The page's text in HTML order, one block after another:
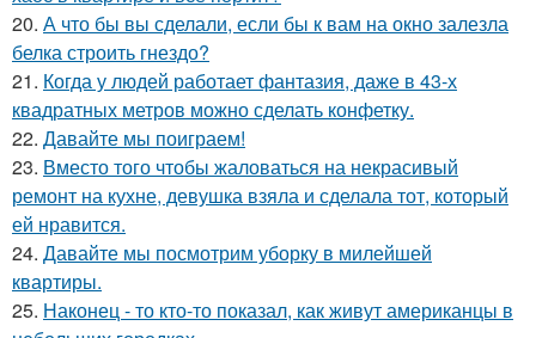
20. А что бы вы сделали, если бы к вам на окно залезла
белка строить гнездо?
21. Когда у людей работает фантазия, даже в 43-х
квадратных метров можно сделать конфетку.
22. Давайте мы поиграем!
23. Вместо того чтобы жаловаться на некрасивый
ремонт на кухне, девушка взяла и сделала тот, который
ей нравится.
24. Давайте мы посмотрим уборку в милейшей
квартиры.
25. Наконец - то кто-то показал, как живут американцы в